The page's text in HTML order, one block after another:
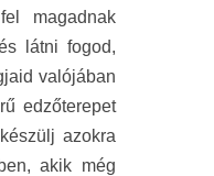
magadnak
látni fogod,
valójában
edzőterepet
azokra
akik még